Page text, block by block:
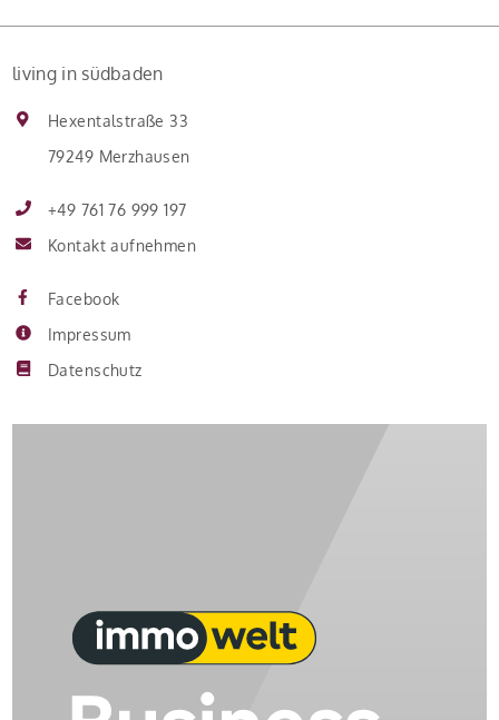
living in südbaden
Hexentalstraße 33
79249 Merzhausen
+49 761 76 999 197
Kontakt aufnehmen
Facebook
Impressum
Datenschutz